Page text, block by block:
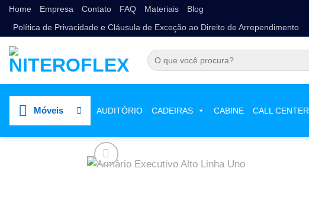
Home Empresa Contato FAQ Materiais Blog
Política de Privacidade e Cláusula de Exceção ao Direito de Arrependimento
Móveis AUDITÓRIO CADEIRAS CABINE CALL CENTER
Loja / Móveis para Escritório Armários